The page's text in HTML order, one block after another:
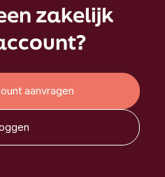
zakelijk
aanvragen